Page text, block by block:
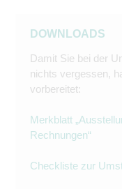
DOWNLOADS
Damit Sie bei der
nichts vergessen,
vorbereitet:
Merkblatt
Rechnungen“
Checkliste zur